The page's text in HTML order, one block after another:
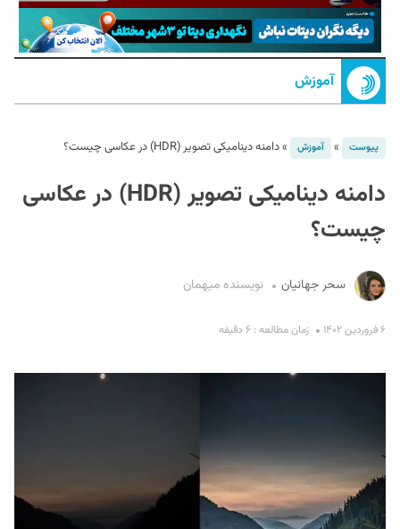
آموزش
پیوست » آموزش »دامنه دینامیکی تصویر (HDR) در عکاسی چیست؟
دامنه دینامیکی تصویر (HDR) در عکاسی
چیست؟
سحر جهانیان نویسنده میهمان
۶ فروردین ۱۴۰۲ زمان مطالعه : ۶ دقیقه